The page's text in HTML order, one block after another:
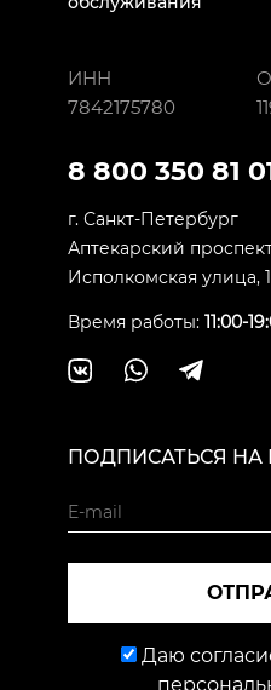
ИНН
7842175780
8 800 350 81
г. Санкт-Петербург
Аптекарский
Исполкомская улица,
Время работы: 11:00-
ПОДПИСАТЬСЯ НА
Даю